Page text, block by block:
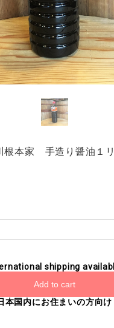
根本家 手造り醤油１
shipping
Add to cart
本国内にお住まいの方向け